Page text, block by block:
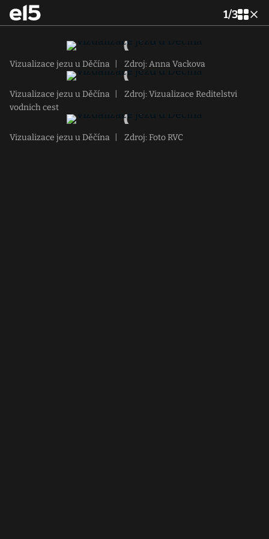
1/3
Vizualizace jezu u Děčína Zdroj: Anna Vackova
Vizualizace jezu u Děčína
Zdroj: Vizualizace Reditelstvi
vodnich cest
Vizualizace jezu u Děčína Zdroj: Foto RVC